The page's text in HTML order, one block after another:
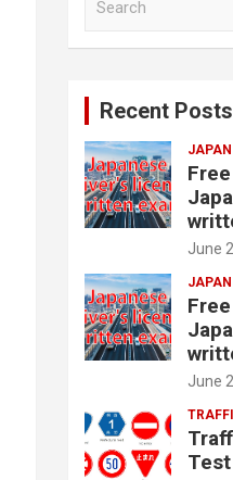
Recent Posts
June
June